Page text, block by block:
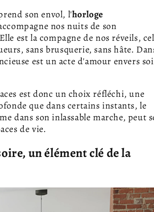
son envol, l'horloge
nos nuits de son
est la compagne de nos réveils,
sans brusquerie, sans hâte.
est un acte d'amour envers
est donc un choix réfléchi, une
que dans certains instants, le
dans son inlassable marche, peut
de vie.
un élément clé de la